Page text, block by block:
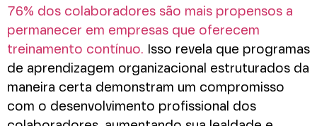
76% dos colaboradores são mais propensos a
permanecer em empresas que oferecem
treinamento contínuo.
Isso revela que programas
de aprendizagem organizacional estruturados da
maneira certa demonstram um compromisso
com o desenvolvimento profissional dos